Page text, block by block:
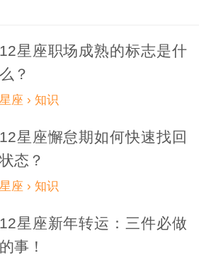
12星座职场成熟的标志是什
么？
星座 › 知识
12星座懈怠期如何快速找回
状态？
星座 › 知识
12星座新年转运：三件必做
的事！